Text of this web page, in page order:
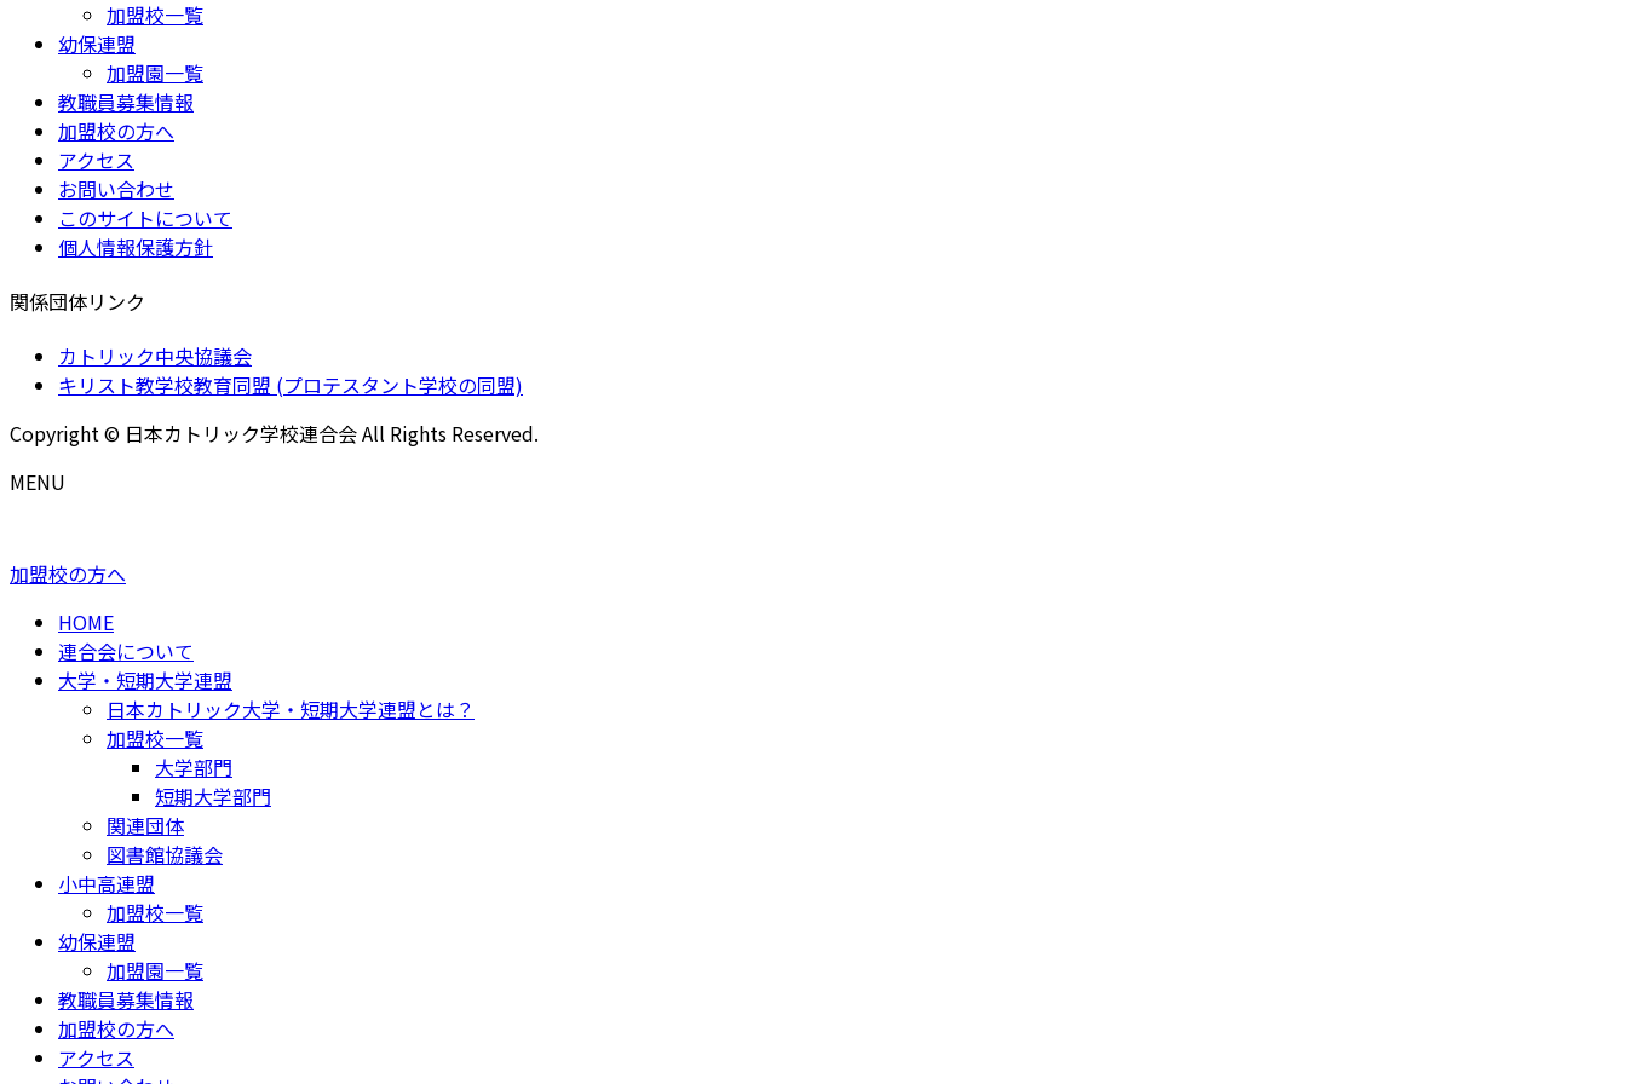
加盟校一覧
幼保連盟
加盟園一覧
教職員募集情報
加盟校の方へ
アクセス
お問い合わせ
このサイトについて
個人情報保護方針
関係団体リンク
カトリック中央協議会
キリスト教学校教育同盟 (プロテスタント学校の同盟)
Copyright © 日本カトリック学校連合会 All Rights Reserved.
MENU
加盟校の方へ
HOME
連合会について
大学・短期大学連盟
日本カトリック大学・短期大学連盟とは？
加盟校一覧
大学部門
短期大学部門
関連団体
図書館協議会
小中高連盟
加盟校一覧
幼保連盟
加盟園一覧
教職員募集情報
加盟校の方へ
アクセス